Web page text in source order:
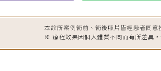
本診所案例術前、術後照片皆經患者同
※ 療程效果因個人體質不同而有所差異